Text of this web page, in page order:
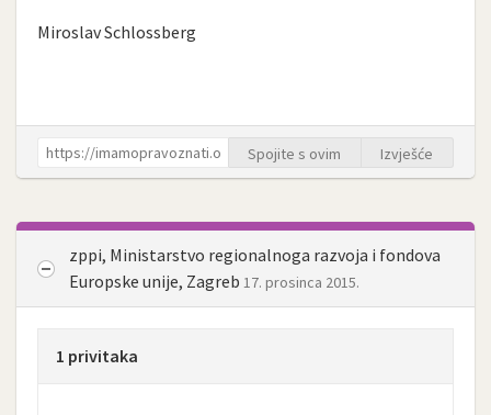
Miroslav Schlossberg
Spojite s ovim Izvješće
zppi, Ministarstvo regionalnoga razvoja i fondova
Europske unije, Zagreb 17. prosinca 2015.
1 privitaka